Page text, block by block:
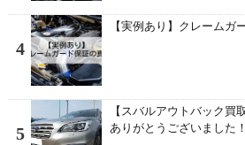
4
【実例あり】クレームガ
5
【スバルアウトバック買
ありがとうございました！